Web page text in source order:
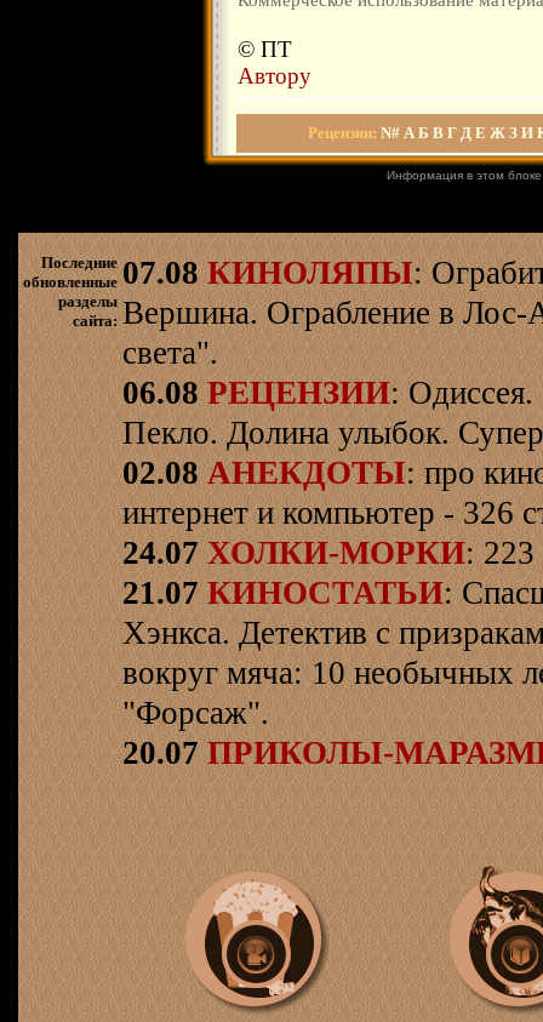
© ПТ
Автору
Рецензии: N# А Б В Г Д Е Ж З И
Информация в этом
Последние
обновленные
разделы
сайта:
07.08 КИНОЛЯПЫ:
Вершина. Ограбление в Лос-
света".
06.08 РЕЦЕНЗИИ:
Пекло. Долина улыбок.
02.08 АНЕКДОТЫ: про
интернет и компьютер - 326
24.07 ХОЛКИ-МОРКИ: 223
21.07 КИНОСТАТЬИ:
Хэнкса. Детектив с
вокруг мяча: 10 необычных
"Форсаж".
20.07 ПРИКОЛЫ-